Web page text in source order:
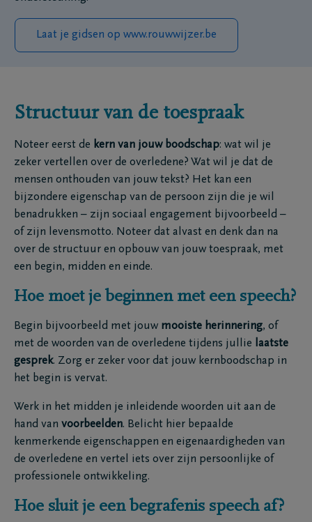
Laat je gidsen op www.rouwwijzer.be
Structuur van de toespraak
Noteer eerst de kern van jouw boodschap: wat wil je
zeker vertellen over de overledene? Wat wil je dat de
mensen onthouden van jouw tekst? Het kan een
bijzondere eigenschap van de persoon zijn die je wil
benadrukken – zijn sociaal engagement bijvoorbeeld –
of zijn levensmotto. Noteer dat alvast en denk dan na
over de structuur en opbouw van jouw toespraak, met
een begin, midden en einde.
Hoe moet je beginnen met een speech?
Begin bijvoorbeeld met jouw mooiste herinnering, of
met de woorden van de overledene tijdens jullie laatste
gesprek. Zorg er zeker voor dat jouw kernboodschap in
het begin is vervat.
Werk in het midden je inleidende woorden uit aan de
hand van voorbeelden. Belicht hier bepaalde
kenmerkende eigenschappen en eigenaardigheden van
de overledene en vertel iets over zijn persoonlijke of
professionele ontwikkeling.
Hoe sluit je een begrafenis speech af?